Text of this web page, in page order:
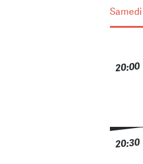
Samedi
20:00
20:30